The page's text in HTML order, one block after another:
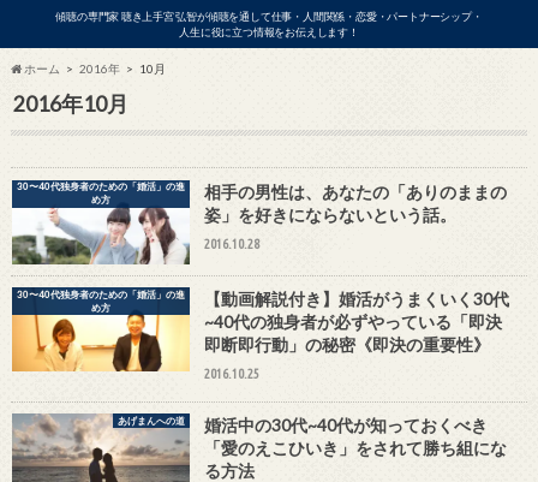
傾聴の専門家 聴き上手宮 弘智が傾聴を通して仕事・人間関係・恋愛・パートナーシップ・
人生に役に立つ情報をお伝えします！
出演依頼・各種お問い合わせはこ
ホーム 2016年 10月
2016年10月
30〜40代独身者のための「婚活」の進
め方
相手の男性は、あなたの「ありのままの
姿」を好きにならないという話。
2016.10.28
30〜40代独身者のための「婚活」の進
め方
【動画解説付き】婚活がうまくいく30代
~40代の独身者が必ずやっている「即決
即断即行動」の秘密《即決の重要性》
2016.10.25
あげまんへの道
婚活中の30代~40代が知っておくべき
「愛のえこひいき」をされて勝ち組にな
る方法